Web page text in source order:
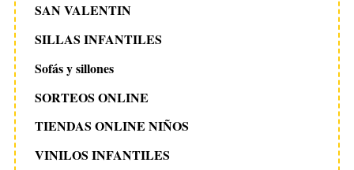
SAN VALENTIN
SILLAS INFANTILES
Sofás y sillones
SORTEOS ONLINE
TIENDAS ONLINE NIÑOS
VINILOS INFANTILES